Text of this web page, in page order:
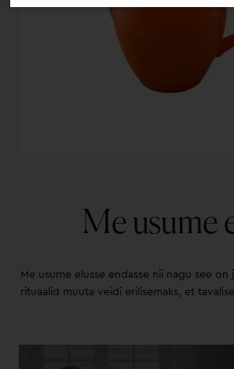
Me usume
Me usume elusse endasse nii nagu see on
rituaalid muuta veidi erilisemaks, et